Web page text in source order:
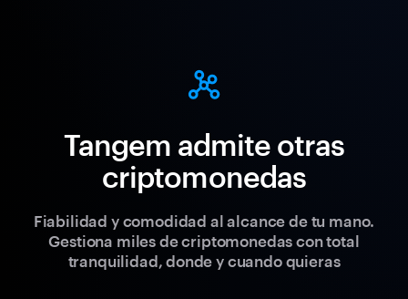
Tangem admite otras
criptomonedas
Fiabilidad y comodidad al alcance de tu mano.
Gestiona miles de criptomonedas con total
tranquilidad, donde y cuando quieras